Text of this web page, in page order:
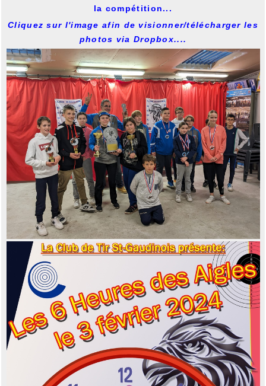
la compétition...
Cliquez sur l'image afin de visionner/télécharger les
photos via Dropbox....